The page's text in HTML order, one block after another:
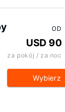
OD
USD 90
za pokój / za noc
Wybierz